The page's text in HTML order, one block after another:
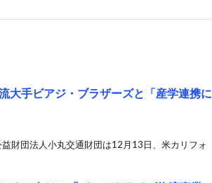
大手ビアジ・ブラザーズと「産学連携に
財団法人小丸交通財団は12月13日、米カリフォ